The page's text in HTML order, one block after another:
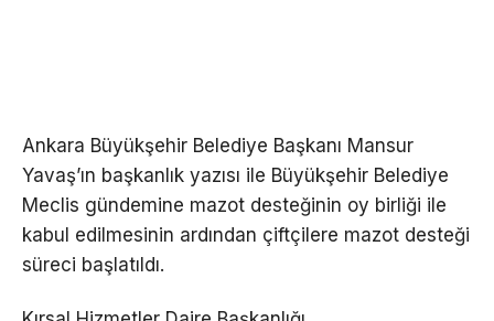
Ankara Büyükşehir Belediye Başkanı Mansur
Yavaş’ın başkanlık yazısı ile Büyükşehir Belediye
Meclis gündemine mazot desteğinin oy birliği ile
kabul edilmesinin ardından çiftçilere mazot desteği
süreci başlatıldı.